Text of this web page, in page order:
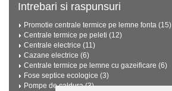
Intrebari si raspunsuri
Promotie centrale termice pe lemne fonta (15)
Centrale termice pe peleti (12)
Centrale electrice (11)
Cazane electrice (6)
Centrale termice pe lemne cu gazeificare (6)
Fose septice ecologice (3)
Pompe de caldura (3)